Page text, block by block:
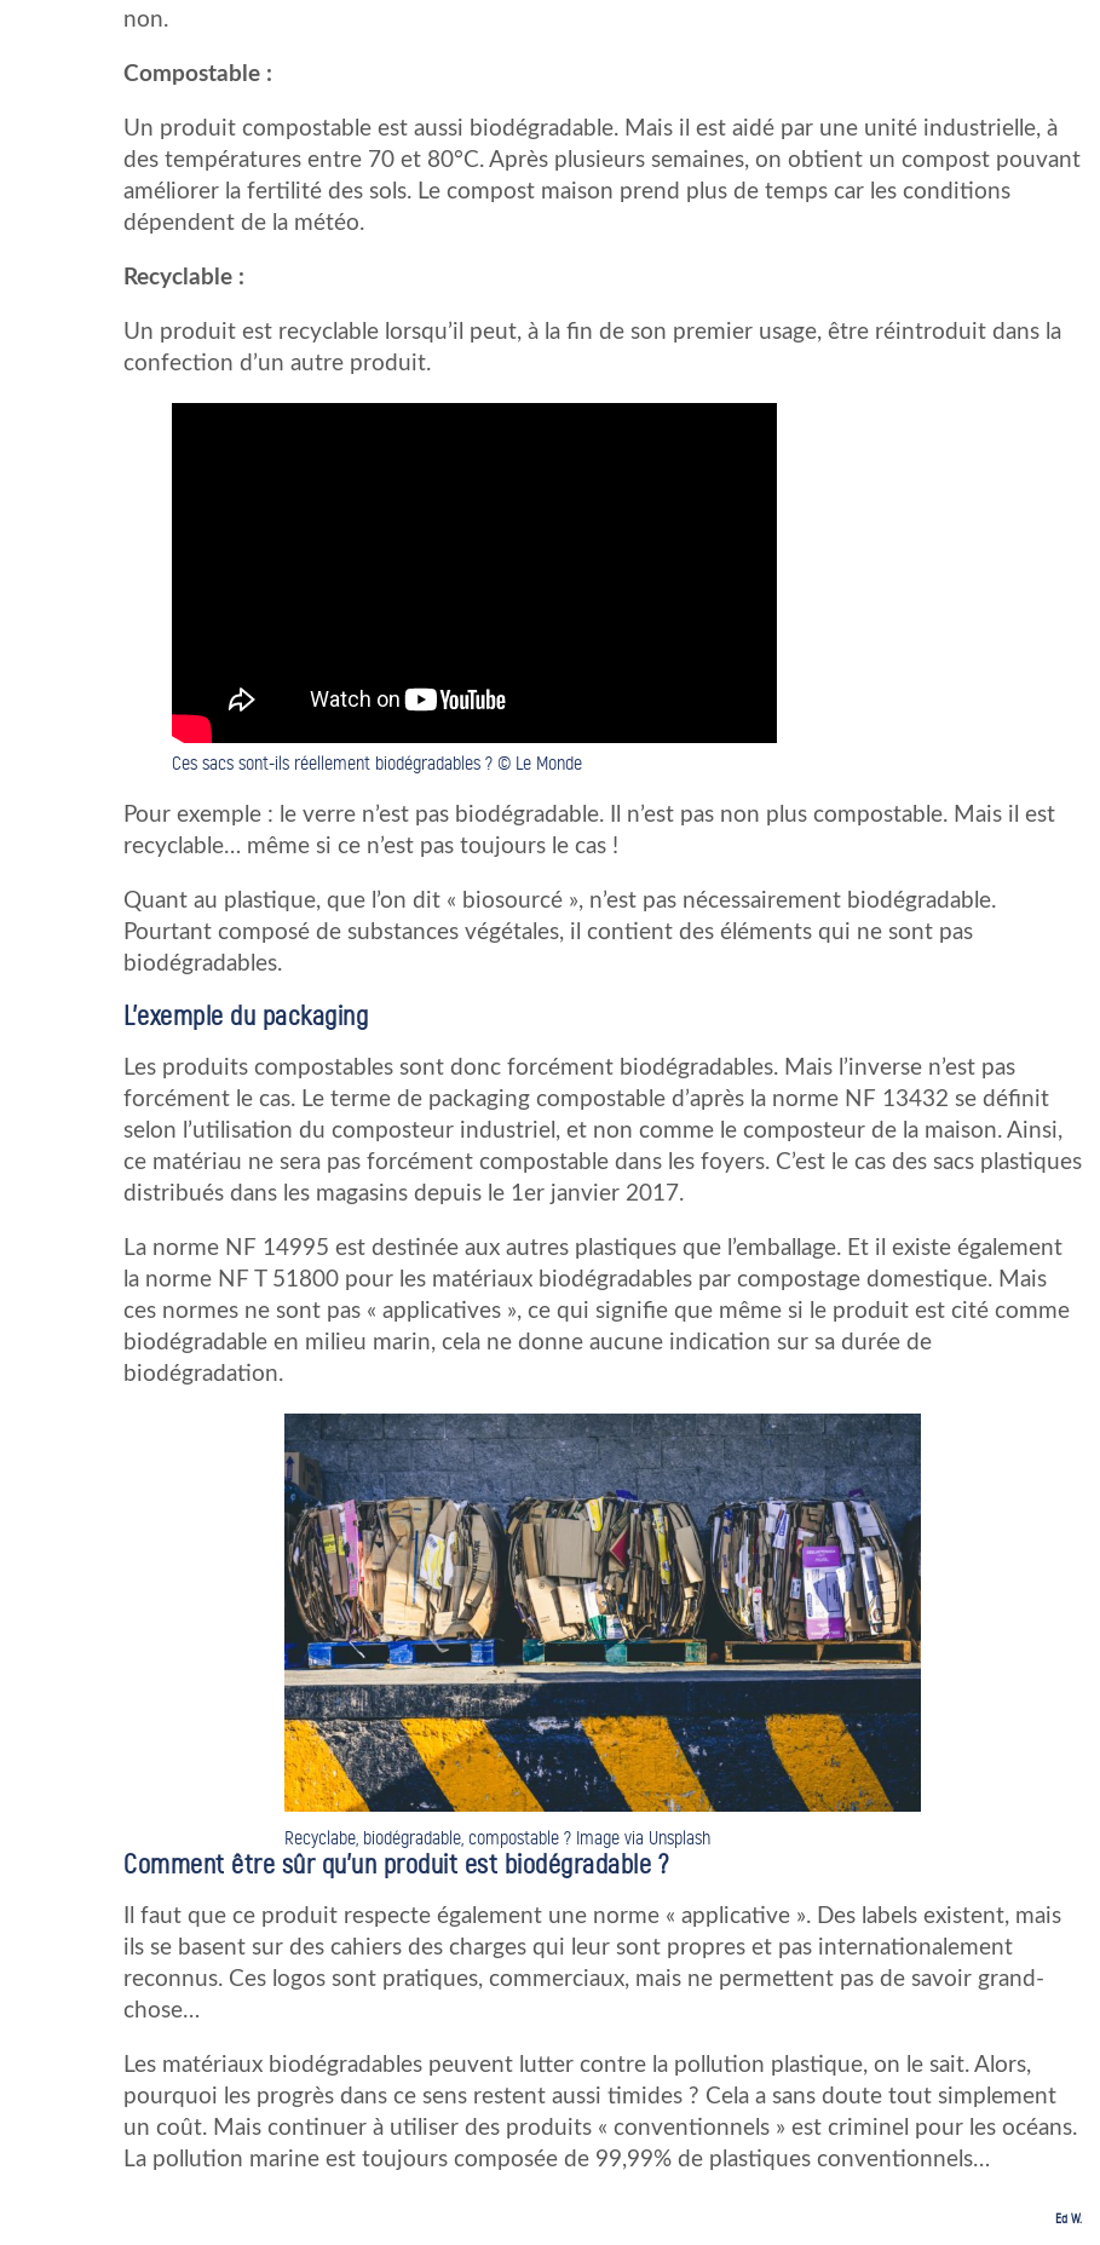
non.
Compostable :
Un produit compostable est aussi biodégradable. Mais il est aidé par une unité industrielle, à
des températures entre 70 et 80°C. Après plusieurs semaines, on obtient un compost pouvant
améliorer la fertilité des sols. Le compost maison prend plus de temps car les conditions
dépendent de la météo.
Recyclable :
Un produit est recyclable lorsqu’il peut, à la fin de son premier usage, être réintroduit dans la
confection d’un autre produit.
Ces sacs sont-ils réellement biodégradables ? © Le Monde
Pour exemple : le verre n’est pas biodégradable. Il n’est pas non plus compostable. Mais il est
recyclable… même si ce n’est pas toujours le cas !
Quant au plastique, que l’on dit « biosourcé », n’est pas nécessairement biodégradable.
Pourtant composé de substances végétales, il contient des éléments qui ne sont pas
biodégradables.
L’exemple du packaging
Les produits compostables sont donc forcément biodégradables. Mais l’inverse n’est pas
forcément le cas. Le terme de packaging compostable d’après la norme NF 13432 se définit
selon l’utilisation du composteur industriel, et non comme le composteur de la maison. Ainsi,
ce matériau ne sera pas forcément compostable dans les foyers. C’est le cas des sacs plastiques
distribués dans les magasins depuis le 1er janvier 2017.
La norme NF 14995 est destinée aux autres plastiques que l’emballage. Et il existe également
la norme NF T 51800 pour les matériaux biodégradables par compostage domestique. Mais
ces normes ne sont pas « applicatives », ce qui signifie que même si le produit est cité comme
biodégradable en milieu marin, cela ne donne aucune indication sur sa durée de
biodégradation.
Recyclabe, biodégradable, compostable ? Image via Unsplash
Comment être sûr qu’un produit est biodégradable ?
Il faut que ce produit respecte également une norme « applicative ». Des labels existent, mais
ils se basent sur des cahiers des charges qui leur sont propres et pas internationalement
reconnus. Ces logos sont pratiques, commerciaux, mais ne permettent pas de savoir grand-
chose…
Les matériaux biodégradables peuvent lutter contre la pollution plastique, on le sait. Alors,
pourquoi les progrès dans ce sens restent aussi timides ? Cela a sans doute tout simplement
un coût. Mais continuer à utiliser des produits « conventionnels » est criminel pour les océans.
La pollution marine est toujours composée de 99,99% de plastiques conventionnels…
Ed W.